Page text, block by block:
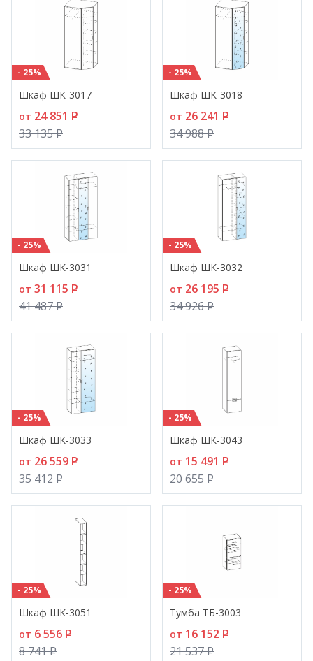
- 25%
Шкаф ШК-3017
от 24 851 P
33 135P
- 25%
Шкаф ШК-3018
от 26 241 P
34 988P
- 25%
Шкаф ШК-3031
от 31 115 P
41 487P
- 25%
Шкаф ШК-3032
от 26 195 P
34 926P
- 25%
Шкаф ШК-3033
от 26 559 P
35 412P
- 25%
Шкаф ШК-3043
от 15 491 P
20 655P
- 25%
Шкаф ШК-3051
от 6 556 P
8 741P
- 25%
Тумба ТБ-3003
от 16 152 P
21 537P